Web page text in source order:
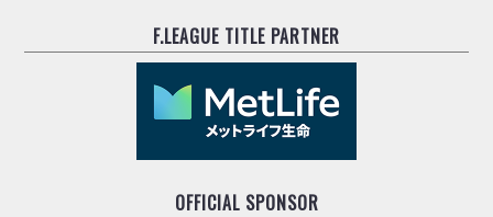
F.LEAGUE TITLE PARTNER
OFFICIAL SPONSOR